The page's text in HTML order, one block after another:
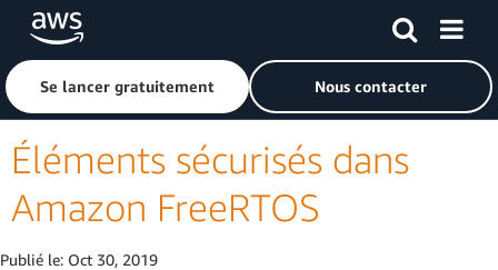
Passer au contenu principal
Cliquer ici pour revenir à la page d'accueil d'Amazon Web
Se lancer gratuitement Nous contacter
Éléments sécurisés dans
Amazon FreeRTOS
Publié le: Oct 30, 2019